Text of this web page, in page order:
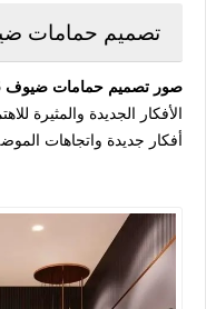
تصميم حمامات
صور تصميم حمامات ضيوف 2025
الأفكار الجديدة والمثيرة
أفكار جديدة واتجاهات